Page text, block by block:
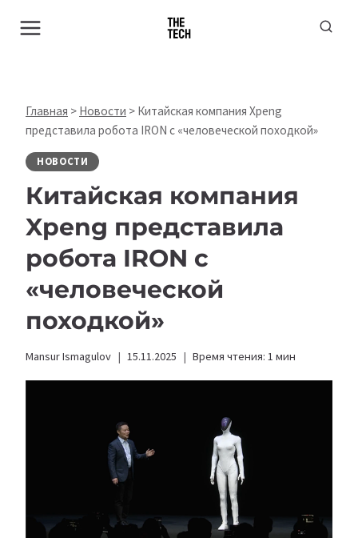
Главная > Новости > Китайская компания Xpeng
представила робота IRON с «человеческой походкой»
НОВОСТИ
Китайская компания
Xpeng представила
робота IRON с
«человеческой
походкой»
Mansur Ismagulov 15.11.2025 Время чтения: 1 мин